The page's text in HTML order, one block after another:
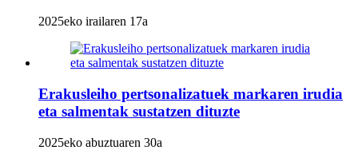
2025eko irailaren 17a
Erakusleiho pertsonalizatuek markaren irudia
eta salmentak sustatzen dituzte
2025eko abuztuaren 30a